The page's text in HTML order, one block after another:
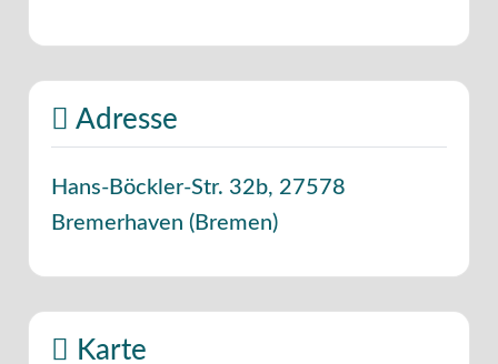
Adresse
Hans-Böckler-Str. 32b, 27578
Bremerhaven (Bremen)
Karte